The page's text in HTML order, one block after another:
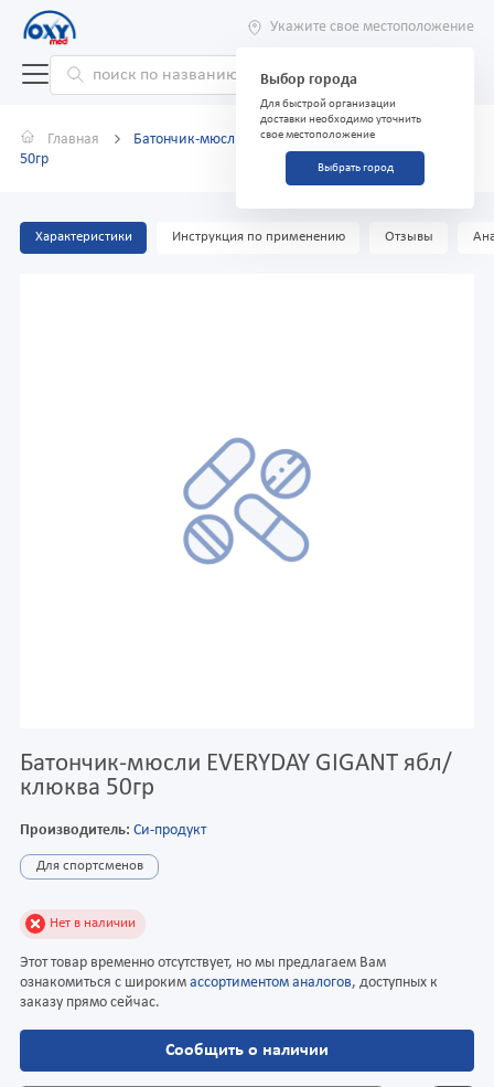
Укажите свое местоположение
Выбор города
Для быстрой организации
доставки необходимо уточнить
свое местоположение
Выбрать город
Главная
Батончик-мюсли EVERYDAY GIGANT ябл/клюква
50гр
Характеристики Инструкция по применению Отзывы
Батончик-мюсли EVERYDAY GIGANT ябл/
клюква 50гр
Производитель: Си-продукт
Для спортсменов
Нет в наличии
Этот товар временно отсутствует, но мы предлагаем Вам
ознакомиться с широким ассортиментом аналогов, доступных к
заказу прямо сейчас.
Сообщить о наличии